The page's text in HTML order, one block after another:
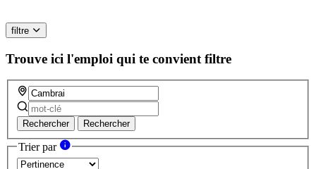
filtre
Trouve ici l'emploi qui te convient filtre
Rechercher Rechercher
Trier par